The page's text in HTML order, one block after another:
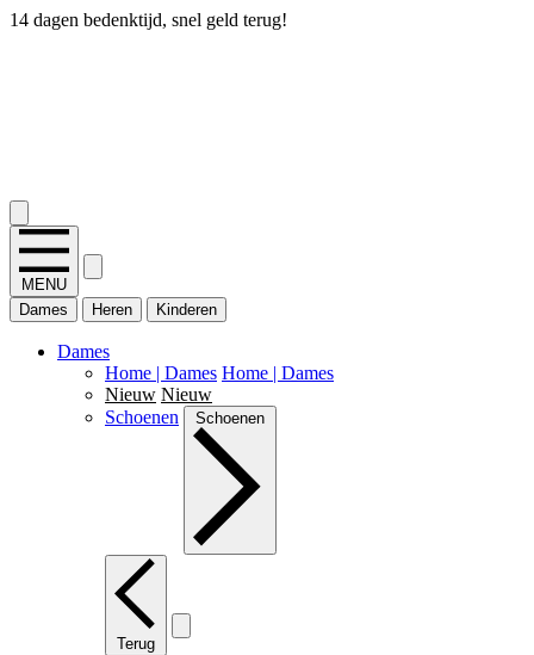
14 dagen bedenktijd, snel geld terug!
MENU
Dames
Heren Kinderen
Dames
Home | Dames Home | Dames
Nieuw Nieuw
Schoenen
Schoenen
Terug